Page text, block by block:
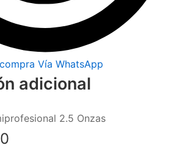
Vía WhatsApp
adicional